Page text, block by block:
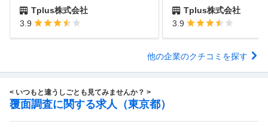
Tplus株式会社
3.9
Tplus株式会社
3.9
他の企業のクチコミを探す
< いつもと違うしごとも見てみませんか？ >
覆面調査に関する求人（東京都）